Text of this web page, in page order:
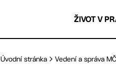
ŽIVOT V
Úvodní stránka Vedení a správa MČ